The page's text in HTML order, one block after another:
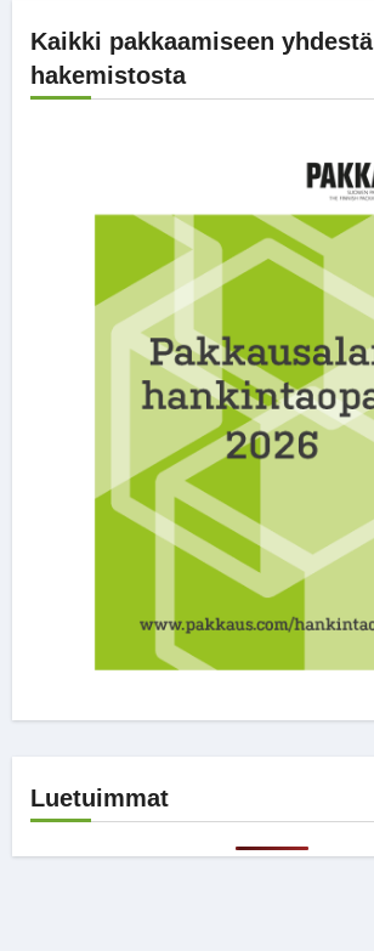
Kaikki pakkaamiseen yhdestä
hakemistosta
Luetuimmat